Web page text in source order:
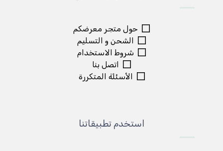
حول متجر معرضكم
الشحن و التسليم
شروط الاستخدام
اتصل بنا
الأسئلة المتكررة
استخدم تطبيقاتنا